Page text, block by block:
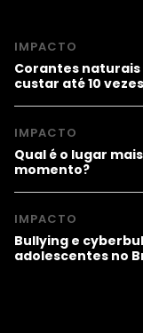
IMPACTO
Corantes
custar até 10
IMPACTO
Qual é o lugar
momento?
IMPACTO
Bullying e
adolescentes no